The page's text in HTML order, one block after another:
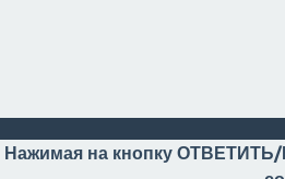
Нажимая на кнопку